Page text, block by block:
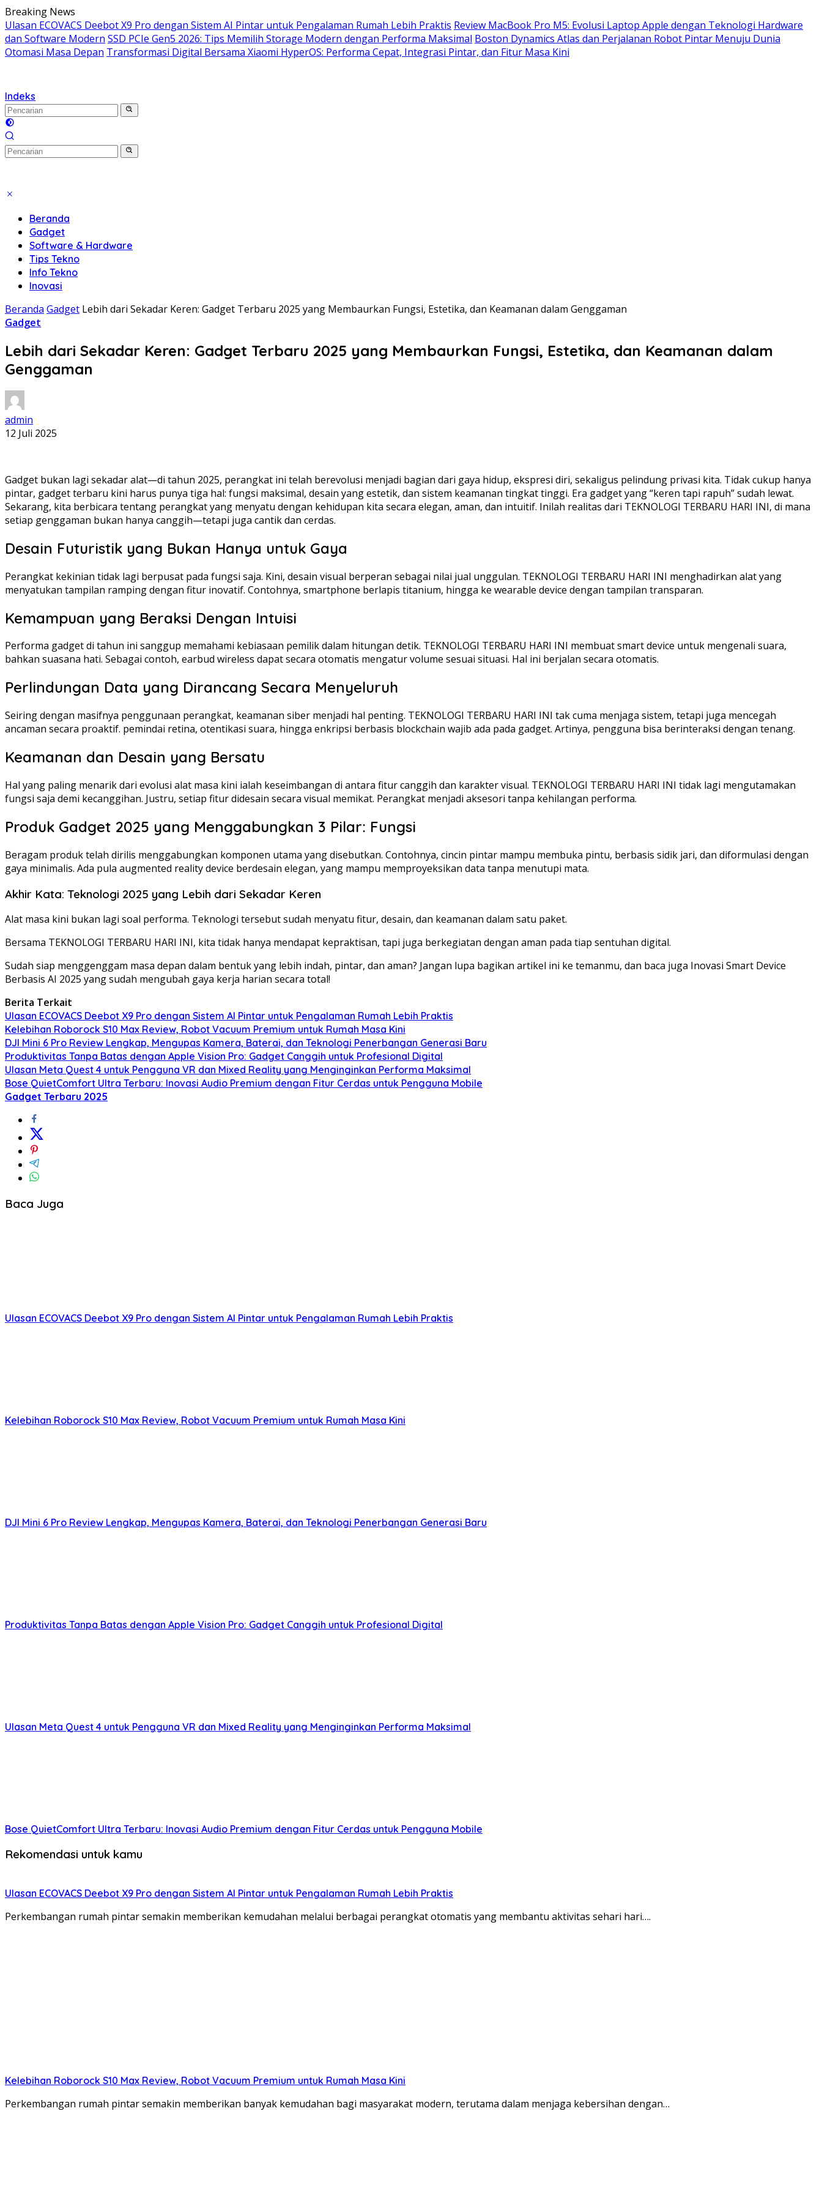
Langsung
ke
konten
Breaking News
Ulasan ECOVACS Deebot X9 Pro dengan Sistem AI Pintar untuk Pengalaman Rumah Lebih Praktis Review MacBook Pro M5: Evolusi Laptop Apple dengan Teknologi Hardware
dan Software Modern SSD PCIe Gen5 2026: Tips Memilih Storage Modern dengan Performa Maksimal Boston Dynamics Atlas dan Perjalanan Robot Pintar Menuju Dunia
Otomasi Masa Depan Transformasi Digital Bersama Xiaomi HyperOS: Performa Cepat, Integrasi Pintar, dan Fitur Masa Kini
Indeks
Beranda
Gadget
Software & Hardware
Tips Tekno
Info Tekno
Inovasi
Beranda Gadget Lebih dari Sekadar Keren: Gadget Terbaru 2025 yang Membaurkan Fungsi, Estetika, dan Keamanan dalam Genggaman
Gadget
Lebih dari Sekadar Keren: Gadget Terbaru 2025 yang Membaurkan Fungsi, Estetika, dan Keamanan dalam
Genggaman
admin
12 Juli 2025
Gadget bukan lagi sekadar alat—di tahun 2025, perangkat ini telah berevolusi menjadi bagian dari gaya hidup, ekspresi diri, sekaligus pelindung privasi kita. Tidak cukup hanya
pintar, gadget terbaru kini harus punya tiga hal: fungsi maksimal, desain yang estetik, dan sistem keamanan tingkat tinggi. Era gadget yang “keren tapi rapuh” sudah lewat.
Sekarang, kita berbicara tentang perangkat yang menyatu dengan kehidupan kita secara elegan, aman, dan intuitif. Inilah realitas dari TEKNOLOGI TERBARU HARI INI, di mana
setiap genggaman bukan hanya canggih—tetapi juga cantik dan cerdas.
Desain Futuristik yang Bukan Hanya untuk Gaya
Perangkat kekinian tidak lagi berpusat pada fungsi saja. Kini, desain visual berperan sebagai nilai jual unggulan. TEKNOLOGI TERBARU HARI INI menghadirkan alat yang
menyatukan tampilan ramping dengan fitur inovatif. Contohnya, smartphone berlapis titanium, hingga ke wearable device dengan tampilan transparan.
Kemampuan yang Beraksi Dengan Intuisi
Performa gadget di tahun ini sanggup memahami kebiasaan pemilik dalam hitungan detik. TEKNOLOGI TERBARU HARI INI membuat smart device untuk mengenali suara,
bahkan suasana hati. Sebagai contoh, earbud wireless dapat secara otomatis mengatur volume sesuai situasi. Hal ini berjalan secara otomatis.
Perlindungan Data yang Dirancang Secara Menyeluruh
Seiring dengan masifnya penggunaan perangkat, keamanan siber menjadi hal penting. TEKNOLOGI TERBARU HARI INI tak cuma menjaga sistem, tetapi juga mencegah
ancaman secara proaktif. pemindai retina, otentikasi suara, hingga enkripsi berbasis blockchain wajib ada pada gadget. Artinya, pengguna bisa berinteraksi dengan tenang.
Keamanan dan Desain yang Bersatu
Hal yang paling menarik dari evolusi alat masa kini ialah keseimbangan di antara fitur canggih dan karakter visual. TEKNOLOGI TERBARU HARI INI tidak lagi mengutamakan
fungsi saja demi kecanggihan. Justru, setiap fitur didesain secara visual memikat. Perangkat menjadi aksesori tanpa kehilangan performa.
Produk Gadget 2025 yang Menggabungkan 3 Pilar: Fungsi
Beragam produk telah dirilis menggabungkan komponen utama yang disebutkan. Contohnya, cincin pintar mampu membuka pintu, berbasis sidik jari, dan diformulasi dengan
gaya minimalis. Ada pula augmented reality device berdesain elegan, yang mampu memproyeksikan data tanpa menutupi mata.
Akhir Kata: Teknologi 2025 yang Lebih dari Sekadar Keren
Alat masa kini bukan lagi soal performa. Teknologi tersebut sudah menyatu fitur, desain, dan keamanan dalam satu paket.
Bersama TEKNOLOGI TERBARU HARI INI, kita tidak hanya mendapat kepraktisan, tapi juga berkegiatan dengan aman pada tiap sentuhan digital.
Sudah siap menggenggam masa depan dalam bentuk yang lebih indah, pintar, dan aman? Jangan lupa bagikan artikel ini ke temanmu, dan baca juga Inovasi Smart Device
Berbasis AI 2025 yang sudah mengubah gaya kerja harian secara total!
Berita Terkait
Ulasan ECOVACS Deebot X9 Pro dengan Sistem AI Pintar untuk Pengalaman Rumah Lebih Praktis
Kelebihan Roborock S10 Max Review, Robot Vacuum Premium untuk Rumah Masa Kini
DJI Mini 6 Pro Review Lengkap, Mengupas Kamera, Baterai, dan Teknologi Penerbangan Generasi Baru
Produktivitas Tanpa Batas dengan Apple Vision Pro: Gadget Canggih untuk Profesional Digital
Ulasan Meta Quest 4 untuk Pengguna VR dan Mixed Reality yang Menginginkan Performa Maksimal
Bose QuietComfort Ultra Terbaru: Inovasi Audio Premium dengan Fitur Cerdas untuk Pengguna Mobile
Gadget Terbaru 2025
Baca Juga
Ulasan ECOVACS Deebot X9 Pro dengan Sistem AI Pintar untuk Pengalaman Rumah Lebih Praktis
Kelebihan Roborock S10 Max Review, Robot Vacuum Premium untuk Rumah Masa Kini
DJI Mini 6 Pro Review Lengkap, Mengupas Kamera, Baterai, dan Teknologi Penerbangan Generasi Baru
Produktivitas Tanpa Batas dengan Apple Vision Pro: Gadget Canggih untuk Profesional Digital
Ulasan Meta Quest 4 untuk Pengguna VR dan Mixed Reality yang Menginginkan Performa Maksimal
Bose QuietComfort Ultra Terbaru: Inovasi Audio Premium dengan Fitur Cerdas untuk Pengguna Mobile
Rekomendasi untuk kamu
Ulasan ECOVACS Deebot X9 Pro dengan Sistem AI Pintar untuk Pengalaman Rumah Lebih Praktis
Perkembangan rumah pintar semakin memberikan kemudahan melalui berbagai perangkat otomatis yang membantu aktivitas sehari hari….
Kelebihan Roborock S10 Max Review, Robot Vacuum Premium untuk Rumah Masa Kini
Perkembangan rumah pintar semakin memberikan banyak kemudahan bagi masyarakat modern, terutama dalam menjaga kebersihan dengan…